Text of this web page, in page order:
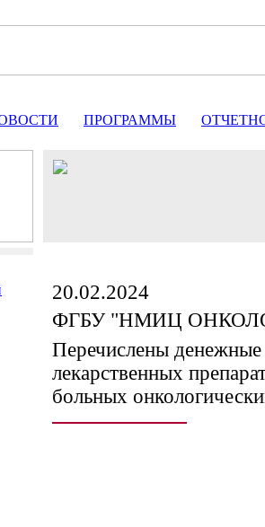
ПРОГРАММЫ
20.02.2024
ФГБУ "НМИЦ
Перечислены денежные
лекарственных
больных